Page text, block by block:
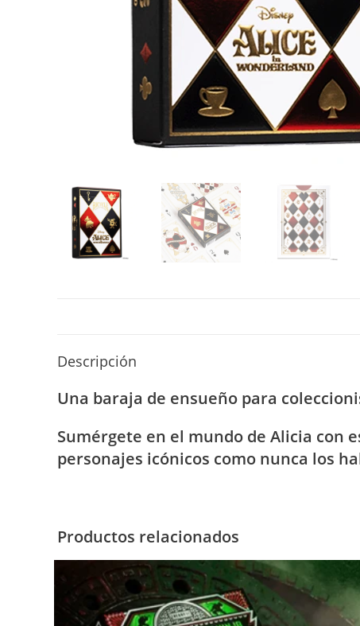
Descripción
Una baraja de ensueño para
Sumérgete en el mundo de Alicia con
personajes icónicos como nunca los
Productos relacionados